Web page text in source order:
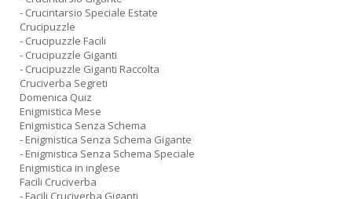
- Crucintarsio Speciale Estate
Crucipuzzle
- Crucipuzzle Facili
- Crucipuzzle Giganti
- Crucipuzzle Giganti Raccolta
Cruciverba Segreti
Domenica Quiz
Enigmistica Mese
Enigmistica Senza Schema
- Enigmistica Senza Schema Gigante
- Enigmistica Senza Schema Speciale
Enigmistica in inglese
Facili Cruciverba
- Facili Cruciverba Giganti